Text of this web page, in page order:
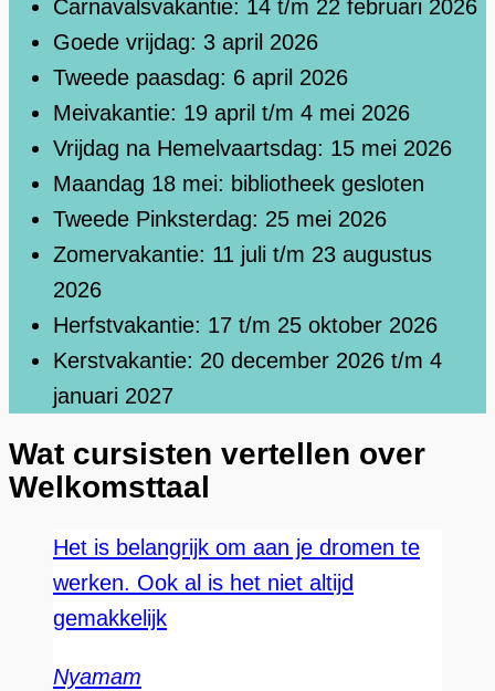
Carnavalsvakantie: 14 t/m 22 februari 2026
Goede vrijdag: 3 april 2026
Tweede paasdag: 6 april 2026
Meivakantie: 19 april t/m 4 mei 2026
Vrijdag na Hemelvaartsdag: 15 mei 2026
Maandag 18 mei: bibliotheek gesloten
Tweede Pinksterdag: 25 mei 2026
Zomervakantie: 11 juli t/m 23 augustus
2026
Herfstvakantie: 17 t/m 25 oktober 2026
Kerstvakantie: 20 december 2026 t/m 4
januari 2027
Wat cursisten vertellen over
Welkomsttaal
Het is belangrijk om aan je dromen te
werken. Ook al is het niet altijd
gemakkelijk
Nyamam